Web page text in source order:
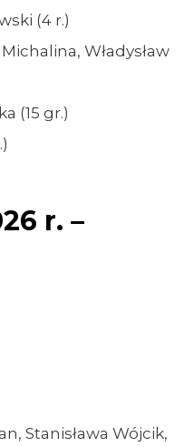
(4 r.)
Władysław
(15 gr.)
r. –
Stanisława Wójcik,